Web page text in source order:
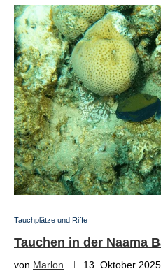
Tauchplätze und Riffe
Tauchen in der Naama
von Marlon 13. Oktober 2025